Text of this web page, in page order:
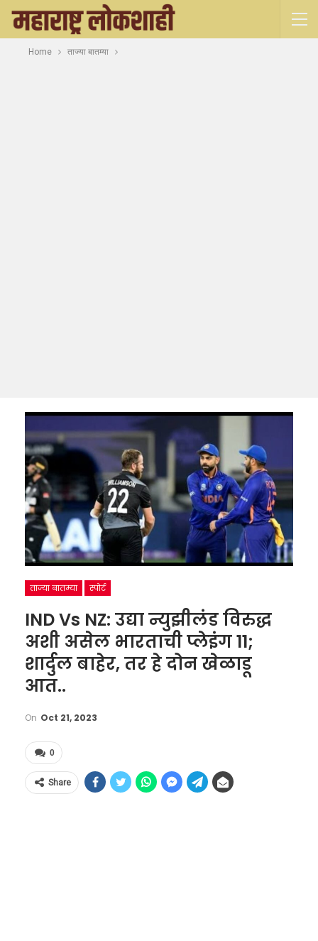
Home ताज्या बातम्या
ताज्या बातम्या स्पोर्ट
IND Vs NZ: उद्या न्युझीलंड विरुद्ध
अशी असेल भारताची प्लेइंग 11;
शार्दुल बाहेर, तर हे दोन खेळाडू
आत..
On Oct 21, 2023
0
Share